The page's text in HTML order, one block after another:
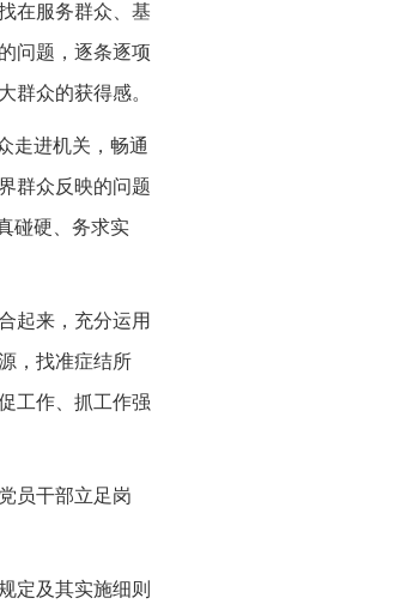
在服务群众、基
问题，逐条逐项
群众的获得感。
走进机关，畅通
群众反映的问题
碰硬、务求实
起来，充分运用
，找准症结所
工作、抓工作强
员干部立足岗
定及其实施细则